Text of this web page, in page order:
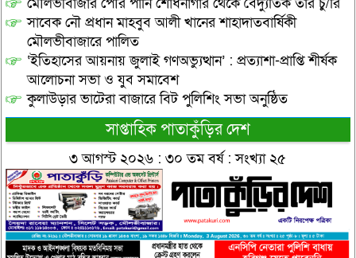
মৌলভীবাজার পৌর পানি শোধনাগার থেকে বৈদ্যুতিক তার চু/রি
সাবেক নৌ প্রধান মাহবুব আলী খানের শাহাদাতবার্ষিকী
মৌলভীবাজারে পালিত
‘ইতিহাসের আয়নায় জুলাই গণঅভ্যুত্থান’ : প্রত্যাশা-প্রাপ্তি শীর্ষক
আলোচনা সভা ও যুব সমাবেশ
কুলাউড়ার ভাটেরা বাজারে বিট পুলিশিং সভা অনুষ্ঠিত
সাপ্তাহিক পাতাকুঁড়ির দেশ
৩ আগস্ট ২০২৬ : ৩০ তম বর্ষ : সংখ্যা ২৫